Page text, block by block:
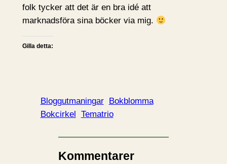
folk tycker att det är en bra idé att
marknadsföra sina böcker via mig.
Gilla detta:
Bloggutmaningar
Bokblomma
Bokcirkel
Tematrio
Kommentarer